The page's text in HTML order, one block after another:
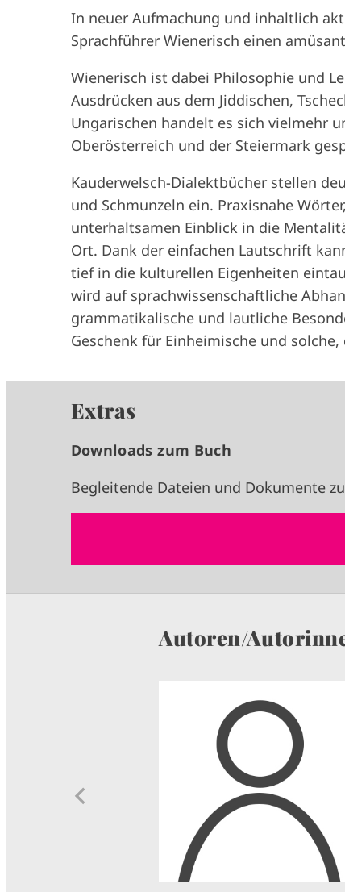
In neuer Aufmachung und inhaltlich
Sprachführer Wienerisch einen
Wienerisch ist dabei Philosophie und
Ausdrücken aus dem Jiddischen,
Ungarischen handelt es sich vielmehr
Oberösterreich und der Steiermark
Kauderwelsch-Dialektbücher stellen
und Schmunzeln ein. Praxisnahe
unterhaltsamen Einblick in die
Ort. Dank der einfachen Lautschrift
tief in die kulturellen Eigenheiten
wird auf sprachwissenschaftliche
grammatikalische und lautliche
Geschenk für Einheimische und
Extras
Downloads zum Buch
Begleitende Dateien und Dokumente
Autoren/